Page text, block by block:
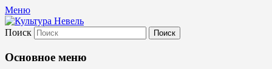
Меню
Культура Невель
Поиск
Основное меню